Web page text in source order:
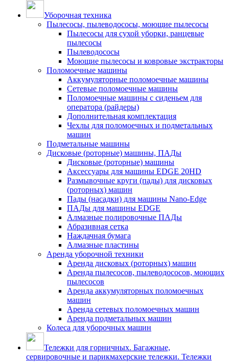
Уборочная техника
Пылесосы, пылеводососы, моющие пылесосы
Пылесосы для сухой уборки, ранцевые
пылесосы
Пылеводососы
Моющие пылесосы и ковровые экстракторы
Поломоечные машины
Аккумуляторные поломоечные машины
Сетевые поломоечные машины
Поломоечные машины с сиденьем для
оператора (райдеры)
Дополнительная комплектация
Чехлы для поломоечных и подметальных
машин
Подметальные машины
Дисковые (роторные) машины, ПАДы
Дисковые (роторные) машины
Аксессуары для машины EDGE 20HD
Размывочные круги (пады) для дисковых
(роторных) машин
Пады (насадки) для машины Nano-Edge
ПАДы для машины EDGE
Алмазные полировочные ПАДы
Абразивная сетка
Наждачная бумага
Алмазные пластины
Аренда уборочной техники
Аренда дисковых (роторных) машин
Аренда пылесосов, пылеводососов, моющих
пылесосов
Аренда аккумуляторных поломоечных
машин
Аренда сетевых поломоечных машин
Аренда подметальных машин
Колеса для уборочных машин
Тележки для горничных. Багажные,
сервировочные и парикмахерские тележки. Тележки